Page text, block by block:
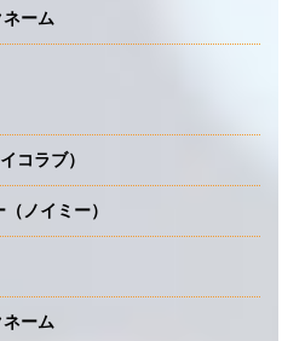
ーム
コラブ）
ノイミー）
ーム